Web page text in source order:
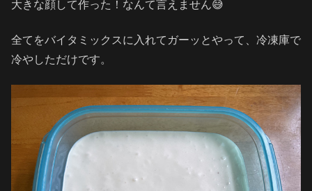
大きな顔して作った！なんて言えません😅
全てをバイタミックスに入れてガーッとやって、冷凍庫で
冷やしただけです。